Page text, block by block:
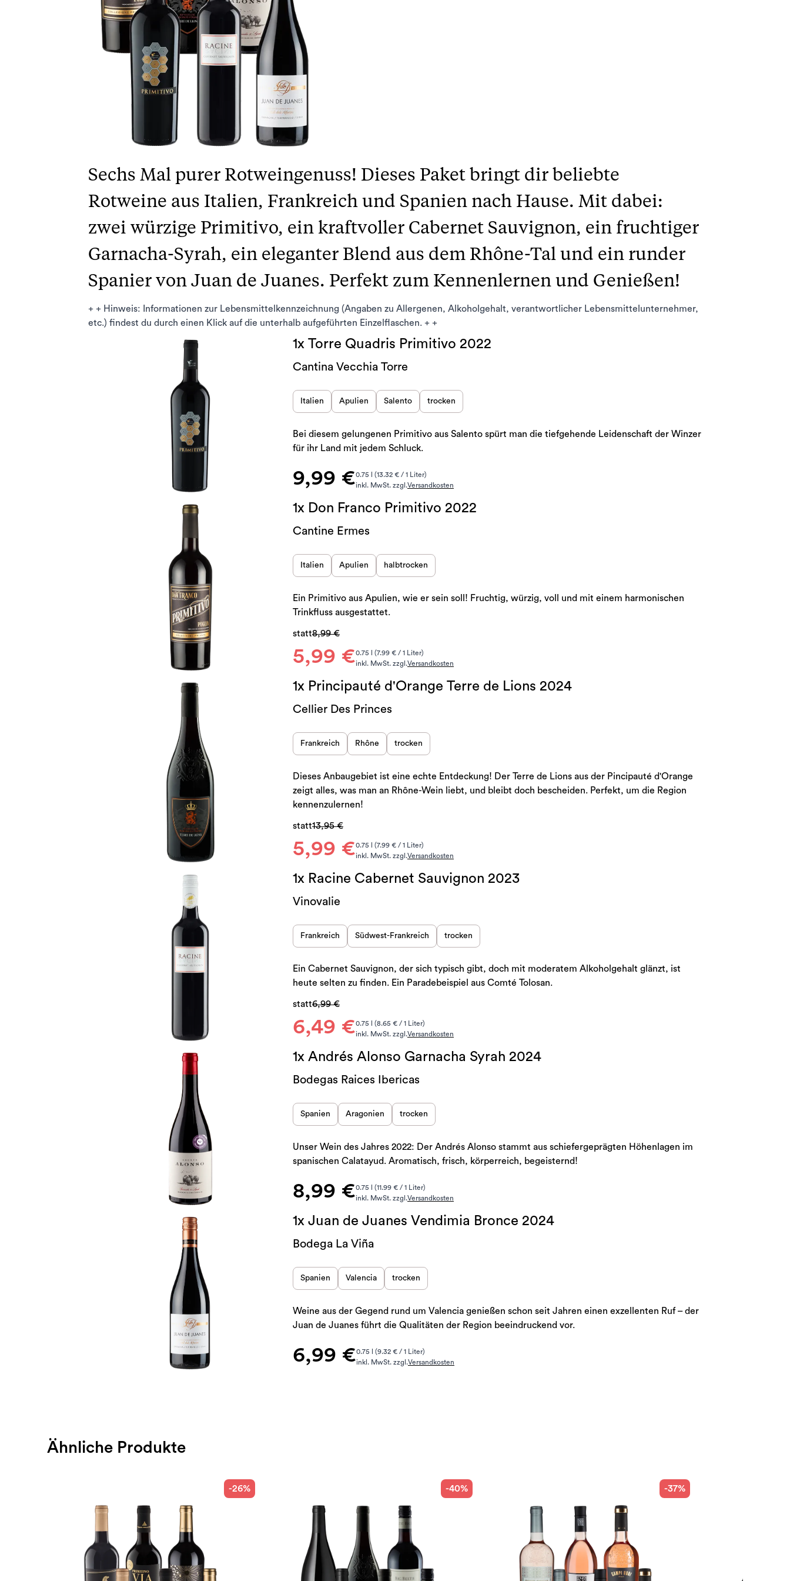
Sechs Mal purer Rotweingenuss! Dieses Paket bringt dir beliebte
Rotweine aus Italien, Frankreich und Spanien nach Hause. Mit dabei:
zwei würzige Primitivo, ein kraftvoller Cabernet Sauvignon, ein fruchtiger
Garnacha-Syrah, ein eleganter Blend aus dem Rhône-Tal und ein runder
Spanier von Juan de Juanes. Perfekt zum Kennenlernen und Genießen!
+ + Hinweis: Informationen zur Lebensmittelkennzeichnung (Angaben zu Allergenen, Alkoholgehalt, verantwortlicher Lebensmittelunternehmer,
etc.) findest du durch einen Klick auf die unterhalb aufgeführten Einzelflaschen. + +
1x Torre Quadris Primitivo 2022
Cantina Vecchia Torre
Italien Apulien Salento trocken
Bei diesem gelungenen Primitivo aus Salento spürt man die tiefgehende Leidenschaft der Winzer
für ihr Land mit jedem Schluck.
9,99 €0.75 l (13.32 € / 1 Liter)
inkl. MwSt. zzgl.Versandkosten
1x Don Franco Primitivo 2022
Cantine Ermes
Italien Apulien halbtrocken
Ein Primitivo aus Apulien, wie er sein soll! Fruchtig, würzig, voll und mit einem harmonischen
Trinkfluss ausgestattet.
5,99 €
statt8,99 €
0.75 l (7.99 € / 1 Liter)
inkl. MwSt. zzgl.Versandkosten
1x Principauté d'Orange Terre de Lions 2024
Cellier Des Princes
Frankreich Rhône trocken
Dieses Anbaugebiet ist eine echte Entdeckung! Der Terre de Lions aus der Pincipauté d'Orange
zeigt alles, was man an Rhône-Wein liebt, und bleibt doch bescheiden. Perfekt, um die Region
kennenzulernen!
5,99 €
statt13,95 €
0.75 l (7.99 € / 1 Liter)
inkl. MwSt. zzgl.Versandkosten
1x Racine Cabernet Sauvignon 2023
Vinovalie
Frankreich Südwest-Frankreich trocken
Ein Cabernet Sauvignon, der sich typisch gibt, doch mit moderatem Alkoholgehalt glänzt, ist
heute selten zu finden. Ein Paradebeispiel aus Comté Tolosan.
6,49 €
statt6,99 €
0.75 l (8.65 € / 1 Liter)
inkl. MwSt. zzgl.Versandkosten
1x Andrés Alonso Garnacha Syrah 2024
Bodegas Raices Ibericas
Spanien Aragonien trocken
Unser Wein des Jahres 2022: Der Andrés Alonso stammt aus schiefergeprägten Höhenlagen im
spanischen Calatayud. Aromatisch, frisch, körperreich, begeisternd!
8,99 €0.75 l (11.99 € / 1 Liter)
inkl. MwSt. zzgl.Versandkosten
1x Juan de Juanes Vendimia Bronce 2024
Bodega La Viña
Spanien Valencia trocken
Weine aus der Gegend rund um Valencia genießen schon seit Jahren einen exzellenten Ruf – der
Juan de Juanes führt die Qualitäten der Region beeindruckend vor.
6,99 €0.75 l (9.32 € / 1 Liter)
inkl. MwSt. zzgl.Versandkosten
Ähnliche Produkte
-26% -40% -37%